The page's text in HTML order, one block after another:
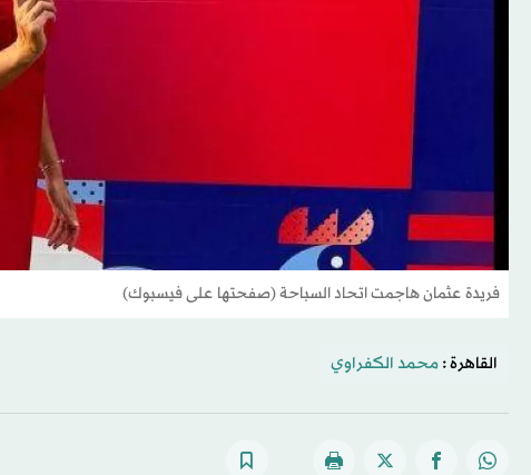
فريدة عثمان هاجمت اتحاد السباحة (صفحتها على فيسبوك)
القاهرة : محمد الكفراوي